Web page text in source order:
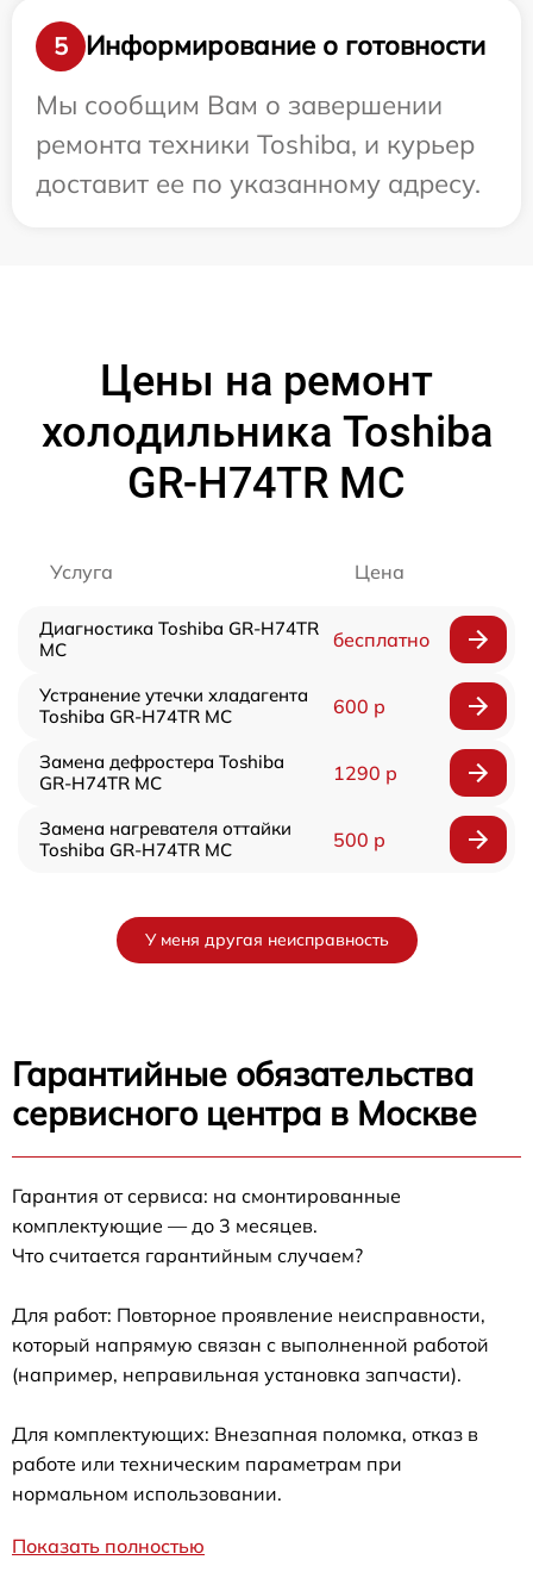
5
Информирование о готовности
Мы сообщим Вам о завершении
ремонта техники Toshiba, и курьер
доставит ее по указанному адресу.
Цены на ремонт
холодильника Toshiba
GR-H74TR MC
Услуга Цена
Диагностика Toshiba GR-H74TR
MC
бесплатно
Устранение утечки хладагента
Toshiba GR-H74TR MC
600 р
Замена дефростера Toshiba
GR-H74TR MC
1290 р
Замена нагревателя оттайки
Toshiba GR-H74TR MC
500 р
У меня другая неисправность
Гарантийные обязательства
сервисного центра в Москве
Гарантия от сервиса: на смонтированные
комплектующие — до 3 месяцев.
Что считается гарантийным случаем?
Для работ: Повторное проявление неисправности,
который напрямую связан с выполненной работой
(например, неправильная установка запчасти).
Для комплектующих: Внезапная поломка, отказ в
работе или техническим параметрам при
нормальном использовании.
Показать полностью